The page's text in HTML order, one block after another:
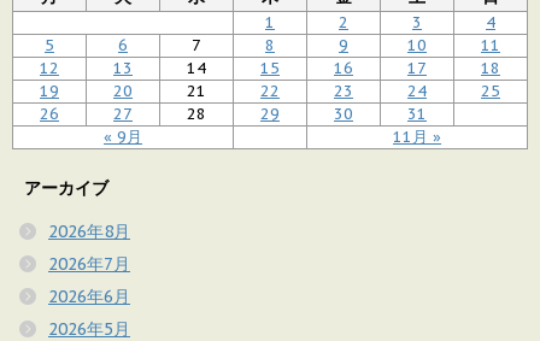
« 9月 11月 »
1 2 3
4
5
6 7 8 9 10
11
12
13 14 15 16 17
18
19
20 21 22 23 24
25
26
27 28 29 30 31
アーカイブ
2026年8月
2026年7月
2026年6月
2026年5月